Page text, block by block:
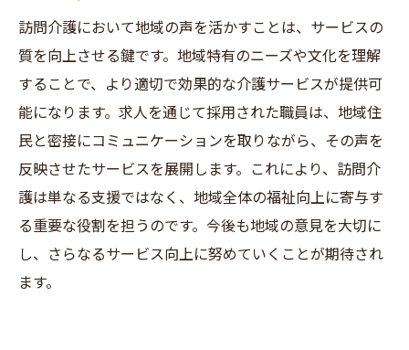
訪問介護において地域の声を活かすことは、サービスの
質を向上させる鍵です。地域特有のニーズや文化を理解
することで、より適切で効果的な介護サービスが提供可
能になります。求人を通じて採用された職員は、地域住
民と密接にコミュニケーションを取りながら、その声を
反映させたサービスを展開します。これにより、訪問介
護は単なる支援ではなく、地域全体の福祉向上に寄与す
る重要な役割を担うのです。今後も地域の意見を大切に
し、さらなるサービス向上に努めていくことが期待され
ます。